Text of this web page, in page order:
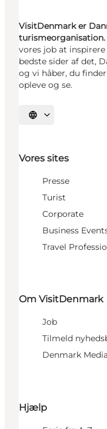
VisitDenmark er
turismeorganisation.
vores job at
bedste sider af det,
og vi håber, du
opleve og se.
Vælg sprog
Vores sites
Presse
Turist
Corporate
Business
Travel
Om VisitDenmark
Job
Tilmeld
Denmark
Hjælp